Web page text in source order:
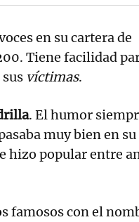
en su cartera de
Tiene facilidad
víctimas.
. El humor
muy bien en
hizo popular entre
famosos con el